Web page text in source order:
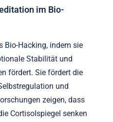
im Bio-
Bio-Hacking, indem sie
Stabilität und
fördert. Sie fördert die
und
zeigen, dass
Cortisolspiegel senken